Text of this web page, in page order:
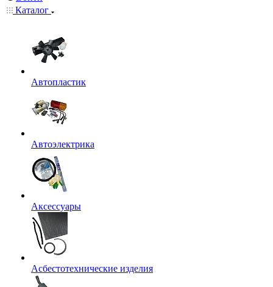
Каталог
Автопластик
Автоэлектрика
Аксессуары
Асбестотехнические изделия